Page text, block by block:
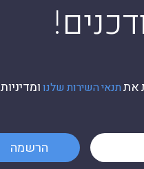
את תנאי השירות שלנו ומדיניות
הרשמה